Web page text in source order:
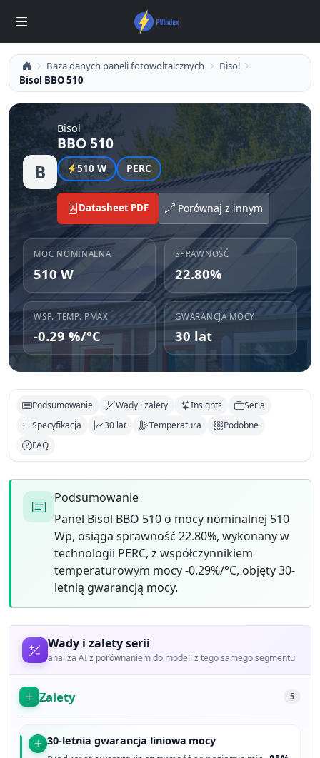
Baza danych paneli fotowoltaicznych
Bisol
Bisol BBO 510
B
Bisol
BBO 510
510 W PERC
Datasheet PDF Porównaj z innym
MOC NOMINALNA
510 W
SPRAWNOŚĆ
22.80%
WSP. TEMP. PMAX
-0.29 %/°C
GWARANCJA MOCY
30 lat
Podsumowanie Wady i zalety Insights
Seria
Specyfikacja
30 lat Temperatura
Podobne
FAQ
Podsumowanie
Panel Bisol BBO 510 o mocy nominalnej 510
Wp, osiąga sprawność 22.80%, wykonany w
technologii PERC, z współczynnikiem
temperaturowym mocy -0.29%/°C, objęty 30-
letnią gwarancją mocy.
Wady i zalety serii
analiza AI z porównaniem do modeli z tego samego segmentu
Zalety 5
30-letnia gwarancja liniowa mocy